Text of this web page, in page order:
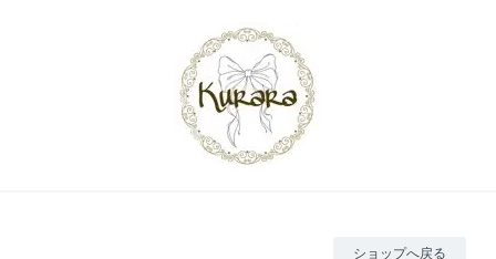
ショップへ戻る